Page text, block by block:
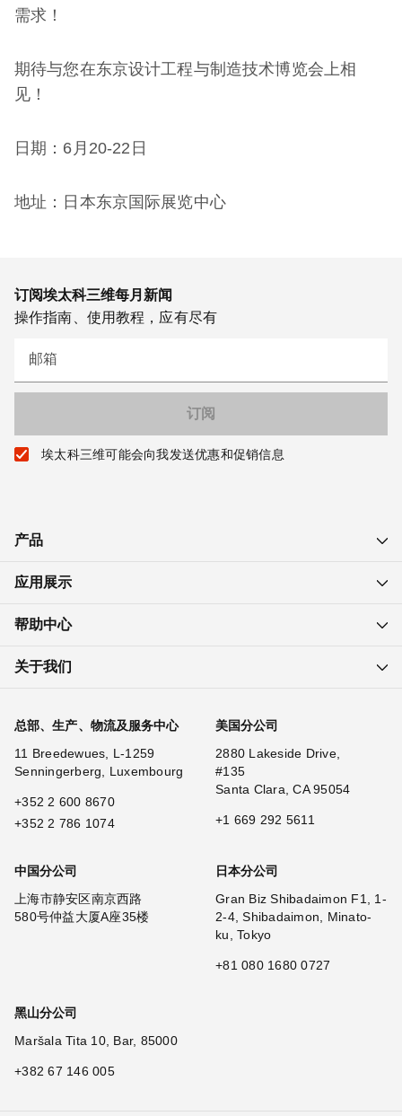
需求！
期待与您在东京设计工程与制造技术博览会上相
见！
日期：6月20-22日
地址：日本东京国际展览中心
订阅埃太科三维每月新闻
操作指南、使用教程，应有尽有
邮箱
埃太科三维可能会向我发送优惠和促销信息
产品
应用展示
帮助中心
关于我们
总部、生产、物流及服务中心
11 Breedewues, L-1259
Senningerberg, Luxembourg
+352 2 600 8670
+352 2 786 1074
美国分公司
2880 Lakeside Drive,
#135
Santa Clara, CA 95054
+1 669 292 5611
中国分公司
上海市静安区南京西路
580号仲益大厦A座35楼
日本分公司
Gran Biz Shibadaimon F1, 1-
2-4, Shibadaimon, Minato-
ku, Tokyo
+81 080 1680 0727
黑山分公司
Maršala Tita 10, Bar, 85000
+382 67 146 005